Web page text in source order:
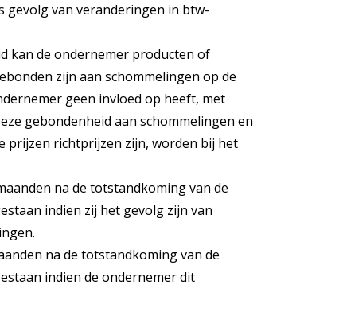
gevolg van veranderingen in btw-
kan de ondernemer producten of
zijn aan schommelingen op de
geen invloed op heeft, met
gebondenheid aan schommelingen en
prijzen richtprijzen zijn, worden bij het
na de totstandkoming van de
indien zij het gevolg zijn van
na de totstandkoming van de
indien de ondernemer dit